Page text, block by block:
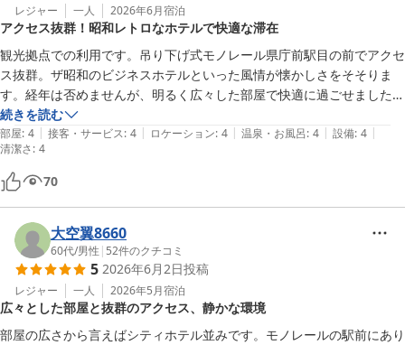
レジャー 一人 2026年6月宿泊
アクセス抜群！昭和レトロなホテルで快適な滞在
観光拠点での利用です。吊り下げ式モノレール県庁前駅目の前でアクセ
ス抜群。ザ昭和のビジネスホテルといった風情が懐かしさをそそりま
す。経年は否めませんが、明るく広々した部屋で快適に過ごせました。
カーペットのシミが少々気になりましたが、大きなクローゼットや姿見
もあって助かります。女性用のアメニティは無いので持参必須です。週
末だったため、周辺の飲食店が全く営業していなくて食事をするのに困
り千葉駅まで遠征しました。コンビニは数件あります。便利な立地なの
で是非また利用したいと思います。
続きを読む
部屋: 4 | 接客・サービス: 4 | ロケーション: 4 | 温泉・お風呂: 4 | 設備: 4 |
清潔さ: 4
70
大空翼8660
60代/男性 | 52件のクチコミ
5 2026年6月2日投稿
レジャー 一人 2026年5月宿泊
広々とした部屋と抜群のアクセス、静かな環境
部屋の広さから言えばシティホテル並みです。モノレールの駅前にあり